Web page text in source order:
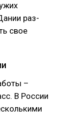
раз-
свое
–
В России